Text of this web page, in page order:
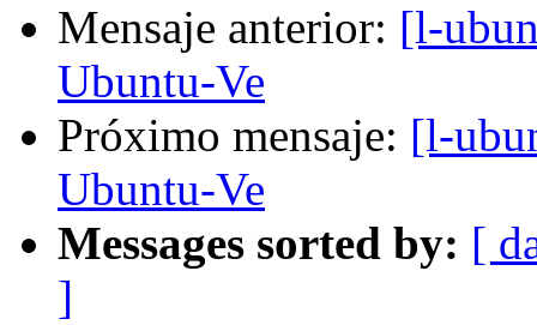
Mensaje anterior: [l-
Ubuntu-Ve
Próximo mensaje: [l-
Ubuntu-Ve
Messages sorted by: [
]